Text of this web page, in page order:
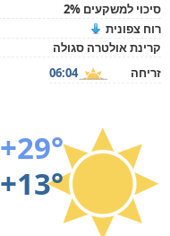
סיכוי למשקעים 2%
רוח צפונית
קרינת אולטרה סגולה
זריחה
06:04
+29°
+13°